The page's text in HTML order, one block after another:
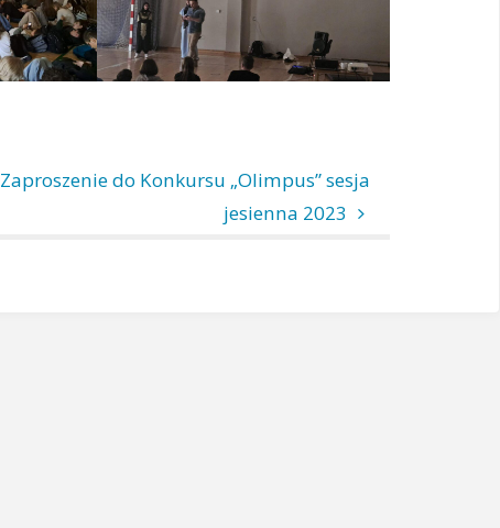
Zaproszenie do Konkursu „Olimpus” sesja
jesienna 2023